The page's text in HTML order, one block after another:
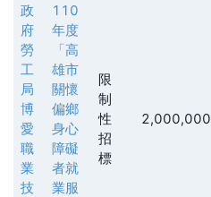
政
府
勞
工
局
博
愛
職
業
技
110
年度
「高
雄市
關懷
偏鄉
身心
障礙
者就
業服
限
制
性
招
標
2,000,000